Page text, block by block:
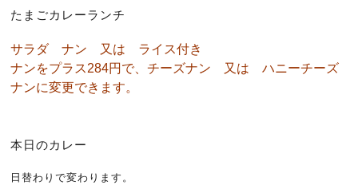
たまごカレーランチ
サラダ ナン 又は ライス付き
ナンをプラス284円で、チーズナン 又は ハニーチーズ
ナンに変更できます。
本日のカレー
日替わりで変わります。